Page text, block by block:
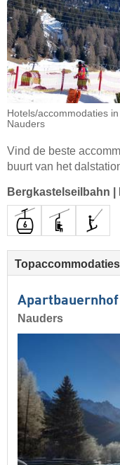
Hotels/accommodaties
Nauders
Vind de beste
buurt van het
Bergkastelseilbahn
Nauders